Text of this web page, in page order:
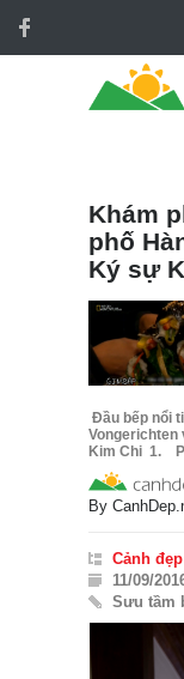
Khám
phố
Ký sự
Đầu bếp nổi
Vongerichten
Kim Chi 1.
By
Cảnh
11/09/
Sưu tầm